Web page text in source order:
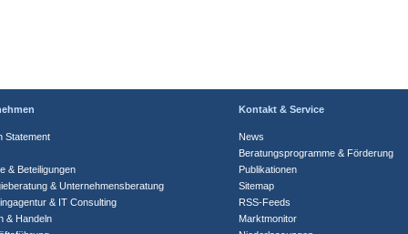
Statement
& Beteiligungen
& Unternehmensberatung
& IT Consulting
& Handeln
Kontakt & Service
News
Beratungsprogramme & Förderung
Publikationen
Sitemap
RSS-Feeds
Marktmonitor